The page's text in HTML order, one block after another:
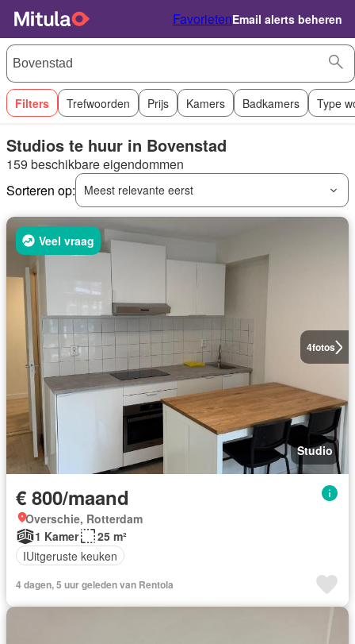
FavorietenEmail alerts beheren
Filters Trefwoorden Prijs Kamers Badkamers Type
Studios te huur in Bovenstad
159 beschikbare eigendommen
Sorteren op:
Meest relevante eerst
4fotos
Veel vraag
Studio
€ 800/maand
Overschie, Rotterdam
1 Kamer
25 m²
IUitgeruste keuken
4 dagen, 5 uur geleden van Rentola